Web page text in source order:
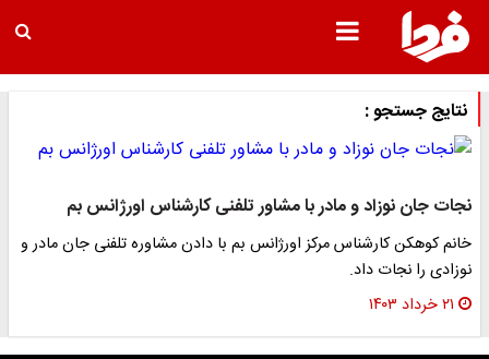
نتایج جستجو :
نجات جان نوزاد و مادر با مشاور تلفنی کارشناس اورژانس بم
خانم کوهکن کارشناس مرکز اورژانس بم با دادن مشاوره تلفنی جان مادر و
نوزادی را نجات داد.
۲۱ خرداد ۱۴۰۳